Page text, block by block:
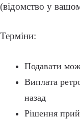
(відомство у
Терміни:
Подавати
Виплата
назад
Рішення